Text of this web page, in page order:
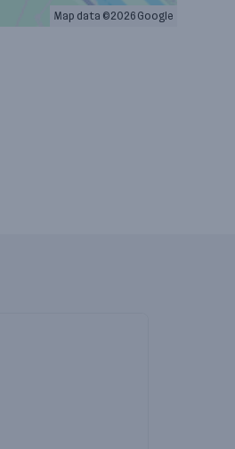
Map data ©2026 Google